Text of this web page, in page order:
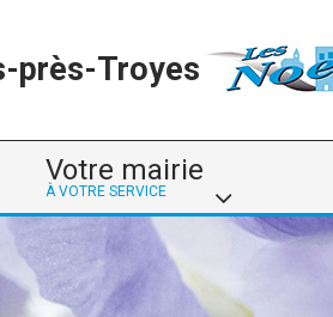
près-Troyes
Votre mairie
À VOTRE SERVICE